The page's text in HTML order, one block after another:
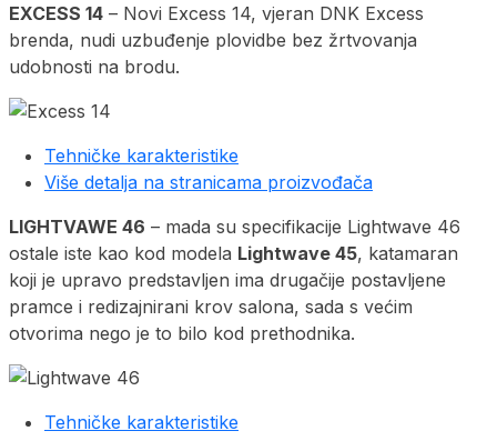
EXCESS 14 – Novi Excess 14, vjeran DNK Excess
brenda, nudi uzbuđenje plovidbe bez žrtvovanja
udobnosti na brodu.
Tehničke karakteristike
Više detalja na stranicama proizvođača
LIGHTVAWE 46 – mada su specifikacije Lightwave 46
ostale iste kao kod modela Lightwave 45, katamaran
koji je upravo predstavljen ima drugačije postavljene
pramce i redizajnirani krov salona, sada s većim
otvorima nego je to bilo kod prethodnika.
Tehničke karakteristike